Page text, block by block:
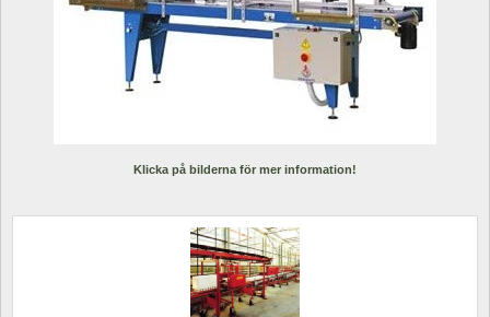
Klicka på bilderna för mer information!